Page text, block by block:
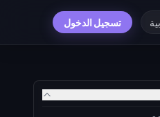
تسجيل الدخول